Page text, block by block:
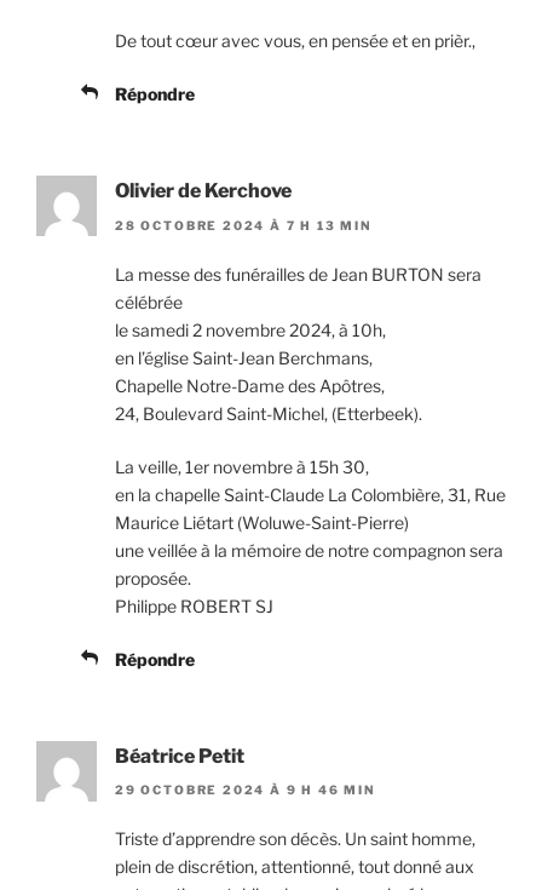
De tout cœur avec vous, en pensée et en prièr.,
Répondre
Olivier de Kerchove
28 OCTOBRE 2024 À 7 H 13 MIN
La messe des funérailles de Jean BURTON sera
célébrée
le samedi 2 novembre 2024, à 10h,
en l’église Saint-Jean Berchmans,
Chapelle Notre-Dame des Apôtres,
24, Boulevard Saint-Michel, (Etterbeek).
La veille, 1er novembre à 15h 30,
en la chapelle Saint-Claude La Colombière, 31, Rue
Maurice Liétart (Woluwe-Saint-Pierre)
une veillée à la mémoire de notre compagnon sera
proposée.
Philippe ROBERT SJ
Répondre
Béatrice Petit
29 OCTOBRE 2024 À 9 H 46 MIN
Triste d’apprendre son décès. Un saint homme,
plein de discrétion, attentionné, tout donné aux